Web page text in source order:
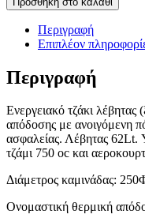
Περιγραφή
Επιπλέον
Περιγραφή
Ενεργειακό τζάκι
απόδοσης με ανοιγόμενη
ασφαλείας. Λέβητας 62Lt.
τζάμι 750 οc και
Διάμετρος καμινάδας:
Ονομαστική θερμική